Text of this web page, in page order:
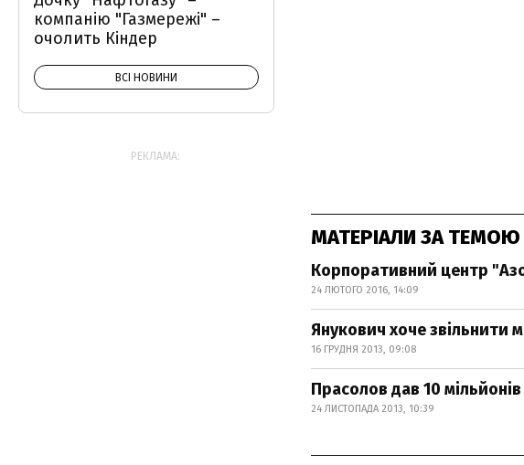
МАТЕРІАЛИ ЗА ТЕМОЮ
Корпоративний центр
24 ЛЮТОГО 2016, 14:09
Янукович хоче звільнити
16 ГРУДНЯ 2013, 09:08
Прасолов дав 10
24 ЛИСТОПАДА 2013, 10:39
компанію "Газмережі" –
очолить Кіндер
ВСІ НОВИНИ
РЕКЛАМА: